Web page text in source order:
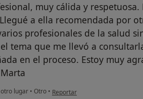
muy cálida y respetuosa.
a ella recomendada por
profesionales de la salud
tema que me llevó a
en el proceso. Estoy muy
otro lugar • Otro • en opinión del usuario Lauri
Reportar